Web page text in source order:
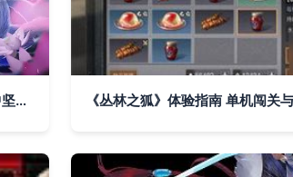
原创产品成绩惊艳，紫龙互娱成新锐发行商中坚力量——精游解剖之《青丘狐传说》